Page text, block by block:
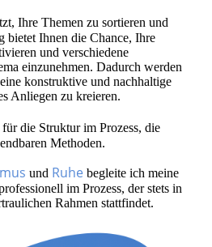
Ihre Themen zu sortieren und
bietet Ihnen die Chance, Ihre
und verschiedene
einzunehmen. Dadurch werden
konstruktive und nachhaltige
Anliegen zu kreieren.
die Struktur im Prozess, die
Methoden.
und Ruhe begleite ich meine
im Prozess, der stets in
Rahmen stattfindet.